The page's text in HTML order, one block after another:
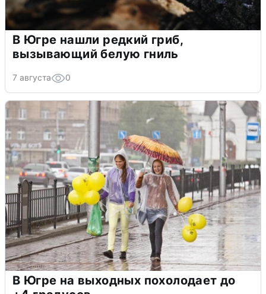
В Югре нашли редкий гриб,
вызывающий белую гниль
7 августа 0
В Югре на выходных похолодает до